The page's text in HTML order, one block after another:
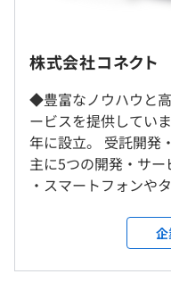
グループワーク研修を
社員同士のコミュニケ
ます。
PJにあったマシンを支
就業場所の変更範囲
＜雇入時＞
システム開発関連業務
＜変更範囲＞
会社の定める事業所
受動喫煙防止措置に関
従業員に対する受動喫
対策内容：敷地内禁煙
平均残業時間：残業10時
《年間休日日数125日》
・完全週休2日制（休
・年間有給休暇10日～
・夏期休暇
株式会社コネクト
◆豊富なノウハウと
ービスを提供してい
年に設立。 受託開発
主に5つの開発・サー
・スマートフォンや
通、メーカー系での
の開発 ・交換機・基
組込系 など、幅広